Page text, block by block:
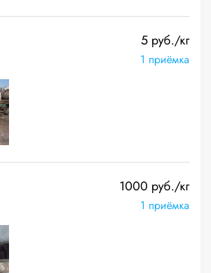
5 руб./кг
1 приёмка
1000 руб./кг
1 приёмка